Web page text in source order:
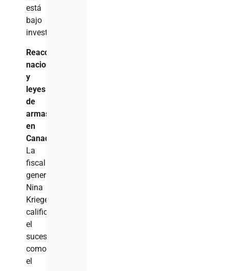
está
bajo
investigación.
Reacción
nacional
y
leyes
de
armas
en
Canadá
La
fiscal
general,
Nina
Kriege,
calificó
el
suceso
como
el